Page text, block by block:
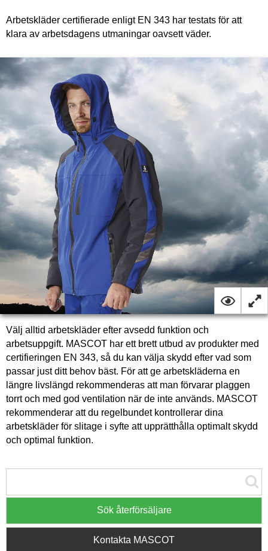
Arbetskläder certifierade enligt EN 343 har testats för att
klara av arbetsdagens utmaningar oavsett väder.
Välj alltid arbetskläder efter avsedd funktion och
arbetsuppgift. MASCOT har ett brett utbud av produkter med
certifieringen EN 343, så du kan välja skydd efter vad som
passar just ditt behov bäst. För att ge arbetskläderna en
längre livslängd rekommenderas att man förvarar plaggen
torrt och med god ventilation när de inte används. MASCOT
rekommenderar att du regelbundet kontrollerar dina
arbetskläder för slitage i syfte att upprätthålla optimalt skydd
och optimal funktion.
Sök återförsäljare
Kontakta MASCOT